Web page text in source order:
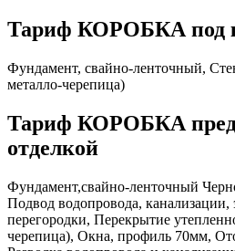
Тариф КОРОБКА под
Фундамент, свайно-ленточный,
металло-черепица)
Тариф КОРОБКА
отделкой
Фундамент,свайно-ленточный
Подвод водопровода, канализации,
перегородки, Перекрытие
черепица), Окна, профиль 70мм,